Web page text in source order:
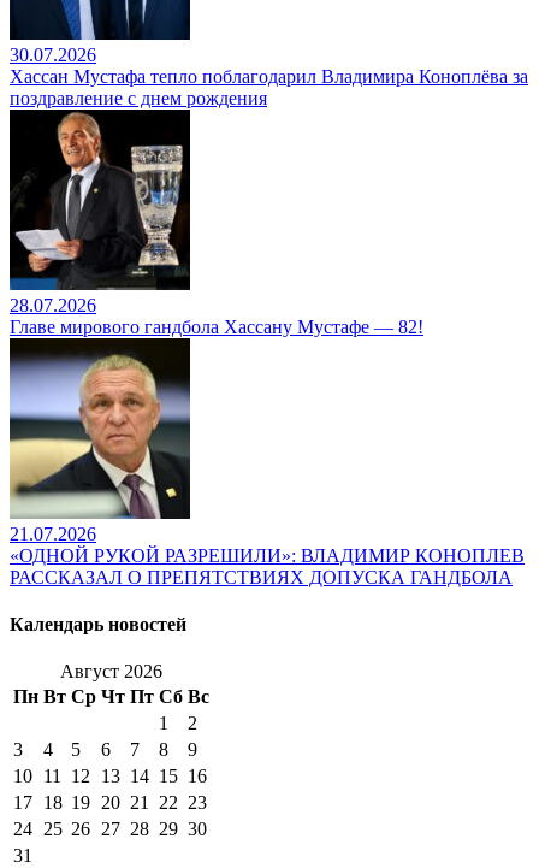
30.07.2026
Хассан Мустафа тепло поблагодарил Владимира Коноплёва за
поздравление с днем рождения
28.07.2026
Главе мирового гандбола Хассану Мустафе — 82!
21.07.2026
«ОДНОЙ РУКОЙ РАЗРЕШИЛИ»: ВЛАДИМИР КОНОПЛЕВ
РАССКАЗАЛ О ПРЕПЯТСТВИЯХ ДОПУСКА ГАНДБОЛА
Календарь новостей
Август 2026
Пн Вт Ср Чт Пт Сб Вс
1
2
3
4 5 6 7 8
9
10 11 12 13 14 15 16
17 18 19 20 21 22 23
24 25 26 27 28 29 30
31